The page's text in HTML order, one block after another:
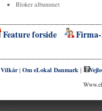
Bloker albummet
Feature forside
Vilkår|Om eLokal Danmark |